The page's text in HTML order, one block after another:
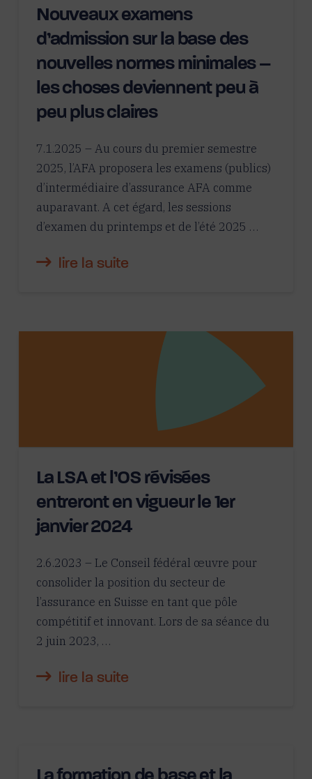
Nouveaux examens
d’admission sur la base des
nouvelles normes minimales –
les choses deviennent peu à
peu plus claires
7.1.2025 – Au cours du premier semestre
2025, l’AFA proposera les examens (publics)
d’intermédiaire d’assurance AFA comme
auparavant. A cet égard, les sessions
d’examen du printemps et de l’été 2025 …
lire la suite
La LSA et l’OS révisées
entreront en vigueur le 1er
janvier 2024
2.6.2023 – Le Conseil fédéral œuvre pour
consolider la position du secteur de
l’assurance en Suisse en tant que pôle
compétitif et innovant. Lors de sa séance du
2 juin 2023, …
lire la suite